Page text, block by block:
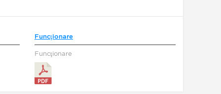
Funcţionare
Funcţionare